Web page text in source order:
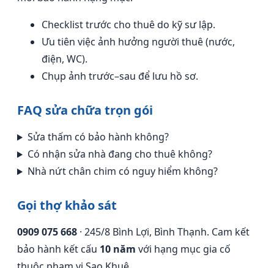
Checklist trước cho thuê do kỹ sư lập.
Ưu tiên việc ảnh hưởng người thuê (nước,
điện, WC).
Chụp ảnh trước–sau để lưu hồ sơ.
FAQ sửa chữa trọn gói
Sửa thấm có bảo hành không?
Có nhận sửa nhà đang cho thuê không?
Nhà nứt chân chim có nguy hiểm không?
Gọi thợ khảo sát
0909 075 668 · 245/8 Bình Lợi, Bình Thạnh. Cam kết
bảo hành kết cấu 10 năm với hạng mục gia cố